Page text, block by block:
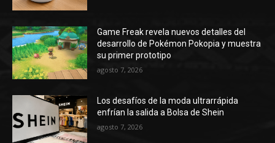
Game Freak revela nuevos detalles del
desarrollo de Pokémon Pokopia y muestra
su primer prototipo
agosto 7, 2026
Los desafíos de la moda ultrarrápida
enfrían la salida a Bolsa de Shein
agosto 7, 2026